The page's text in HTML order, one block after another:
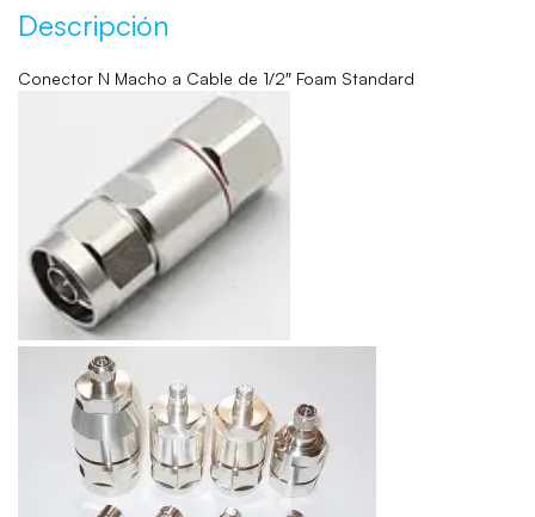
Descripción
Conector N Macho a Cable de 1/2″ Foam Standard